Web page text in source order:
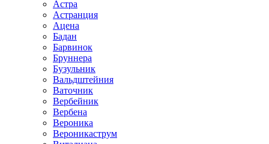
Астра
Астранция
Ацена
Бадан
Барвинок
Бруннера
Бузульник
Вальдштейния
Ваточник
Вербейник
Вербена
Вероника
Вероникаструм